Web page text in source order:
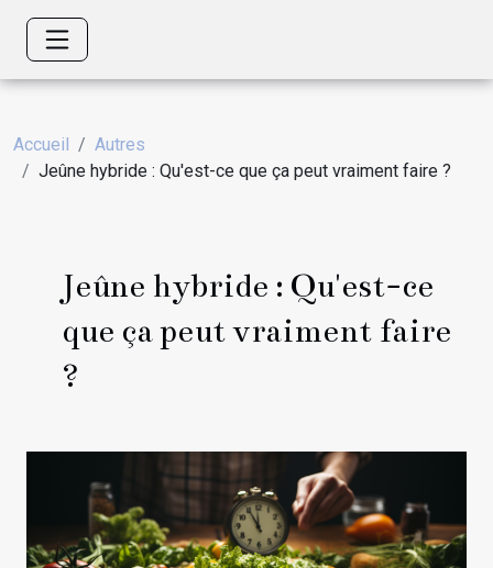
Accueil
Autres
Jeûne hybride : Qu'est-ce que ça peut vraiment faire ?
Jeûne hybride : Qu'est-ce
que ça peut vraiment faire
?